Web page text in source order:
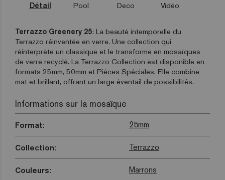
Détail Pool Deco Vidéo
Terrazzo Greenery 25: La beauté intemporelle du
Terrazzo réinventée en verre. Une collection qui
réinterprète un classique et le transforme en mosaïques
de verre recyclé. La Terrazzo Collection est disponible en
formats 25mm, 50mm et Pièces Spéciales. Elle combine
mat et brillant, offrant un large éventail de possibilités.
Informations sur la mosaïque
Format: 25mm
Collection: Terrazzo
Couleurs: Marrons